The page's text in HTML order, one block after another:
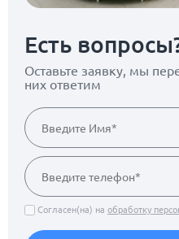
Есть
Оставьте заявку, мы
них ответим
Согласен(на) на обработку